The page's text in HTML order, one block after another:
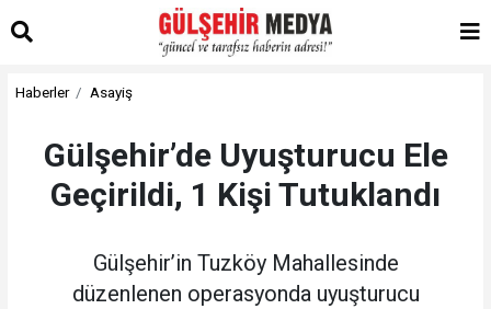
Haberler Asayiş
Gülşehir’de Uyuşturucu Ele
Geçirildi, 1 Kişi Tutuklandı
Gülşehir’in Tuzköy Mahallesinde
düzenlenen operasyonda uyuşturucu